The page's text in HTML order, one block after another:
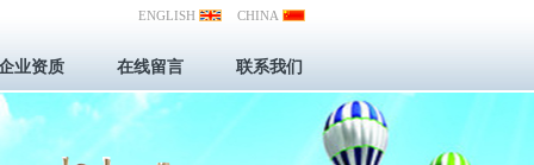
ENGLISH CHINA
业资质 在线留言 联系我们